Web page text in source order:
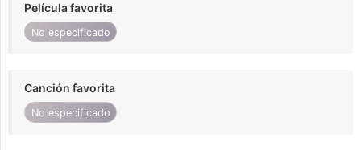
Película favorita
No especificado
Canción favorita
No especificado